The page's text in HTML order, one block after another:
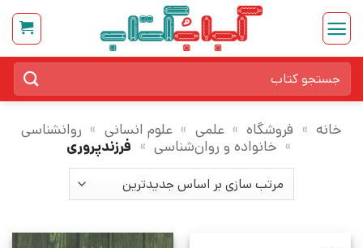
Skip
content
برای:
خانه » فروشگاه » علمی » علوم انسانی » روانشناسی
» خانواده و روان‌شناسی » فرزندپروری